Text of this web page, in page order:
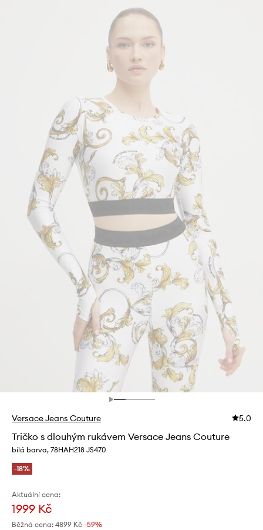
Versace Jeans Couture 5.0
Tričko s dlouhým rukávem Versace Jeans Couture
bílá barva, 78HAH218 JS470
-18%
Aktuální cena:
1999 Kč
Běžná cena: 4899 Kč -59%